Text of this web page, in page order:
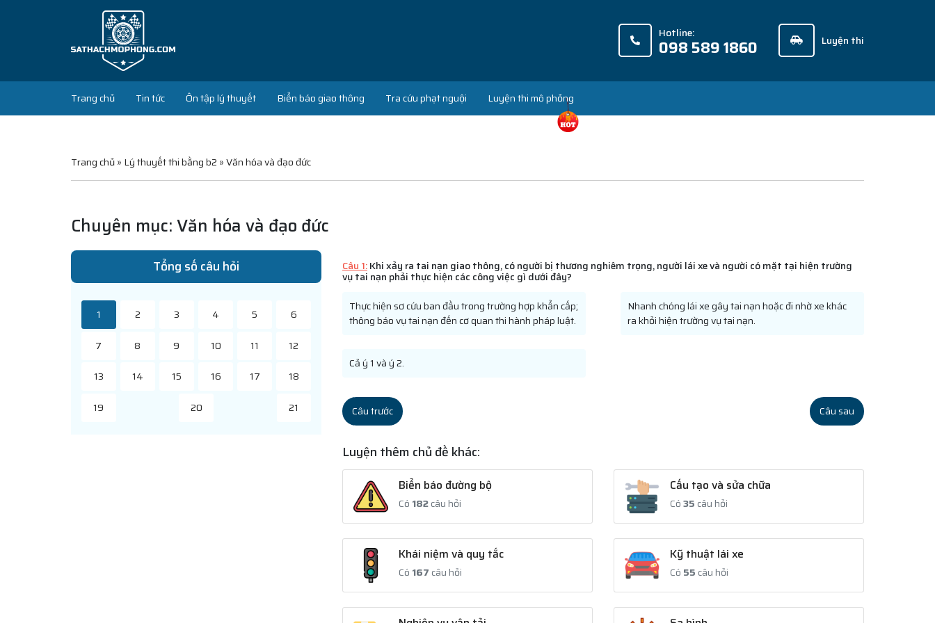
Hotline:
098 589 1860 Luyện thi
Trang chủ Tin tức Ôn tập lý thuyết Biển báo giao thông Tra cứu phạt nguội Luyện thi mô phỏng
Trang chủ» Lý thuyết thi bằng b2 »Văn hóa và đạo đức
Chuyên mục: Văn hóa và đạo đức
Tổng số câu hỏi
1 2 3 4 5 6
7 8 9 10 11 12
13 14 15 16 17 18
19 20 21
Câu 1:Khi xảy ra tai nạn giao thông, có người bị thương nghiêm trọng, người lái xe và người có mặt tại hiện trường
vụ tai nạn phải thực hiện các công việc gì dưới đây?
Thực hiện sơ cứu ban đầu trong trường hợp khẩn cấp;
thông báo vụ tai nạn đến cơ quan thi hành pháp luật.
Nhanh chóng lái xe gây tai nạn hoặc đi nhờ xe khác
ra khỏi hiện trường vụ tai nạn.
Cả ý 1 và ý 2.
Câu trước Câu sau
Luyện thêm chủ đề khác:
Biển báo đường bộ
Có 182câu hỏi
Cấu tạo và sửa chữa
Có35 câu hỏi
Khái niệm và quy tắc
Có 167 câu hỏi
Kỹ thuật lái xe
Có 55 câu hỏi